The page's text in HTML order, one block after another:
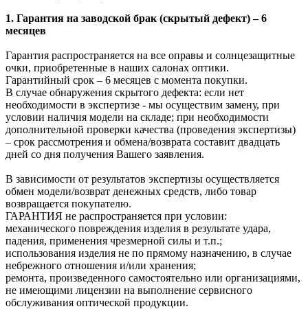
1. Гарантия на заводской брак (скрытый дефект) – 6
месяцев
Гарантия распространяется на все оправы и солнцезащитные
очки, приобретенные в наших салонах оптики.
Гарантийный срок – 6 месяцев с момента покупки.
В случае обнаружения скрытого дефекта: если нет
необходимости в экспертизе - мы осуществим замену, при
условии наличия модели на складе; при необходимости
дополнительной проверки качества (проведения экспертизы)
– срок рассмотрения и обмена/возврата составит двадцать
дней со дня получения Вашего заявления.
В зависимости от результатов экспертизы осуществляется
обмен модели/возврат денежных средств, либо товар
возвращается покупателю.
ГАРАНТИЯ не распространяется при условии:
механического повреждения изделия в результате удара,
падения, применения чрезмерной силы и т.п.;
использования изделия не по прямому назначению, в случае
небрежного отношения и/или хранения;
ремонта, произведенного самостоятельно или организациями,
не имеющими лицензии на выполнение сервисного
обслуживания оптической продукции.